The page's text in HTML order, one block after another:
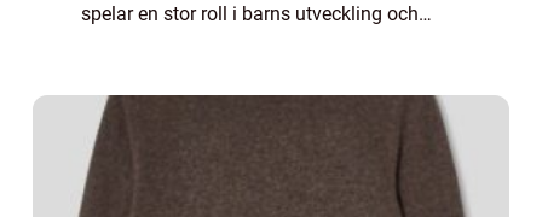
spelar en stor roll i barns utveckling och